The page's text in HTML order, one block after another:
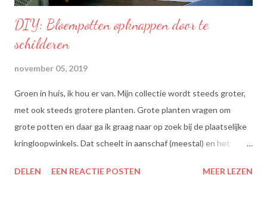
DIY: Bloempotten opknappen door te
schilderen
november 05, 2019
Groen in huis, ik hou er van. Mijn collectie wordt steeds groter,
met ook steeds grotere planten. Grote planten vragen om
grote potten en daar ga ik graag naar op zoek bij de plaatselijke
kringloopwinkels. Dat scheelt in aanschaf (meestal) en het
voor onze planeet, nietwaar?
DELEN EEN REACTIE POSTEN MEER LEZEN